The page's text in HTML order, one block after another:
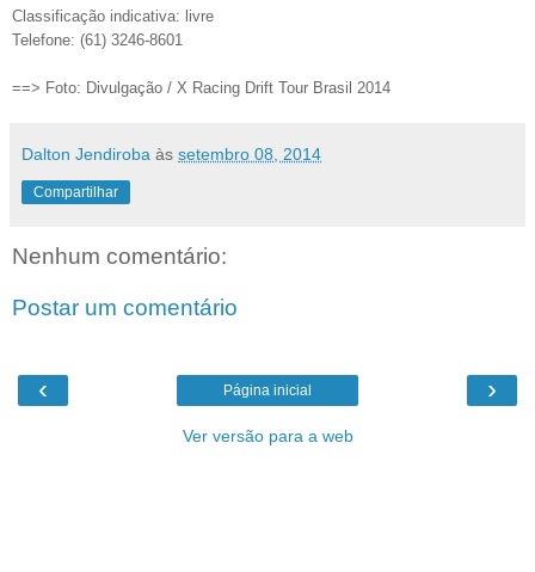
Classificação indicativa: livre
Telefone: (61) 3246-8601
==> Foto: Divulgação / X Racing Drift Tour Brasil 2014
Dalton Jendiroba às setembro 08, 2014
Compartilhar
Nenhum comentário:
Postar um comentário
‹ ›
Página inicial
Ver versão para a web